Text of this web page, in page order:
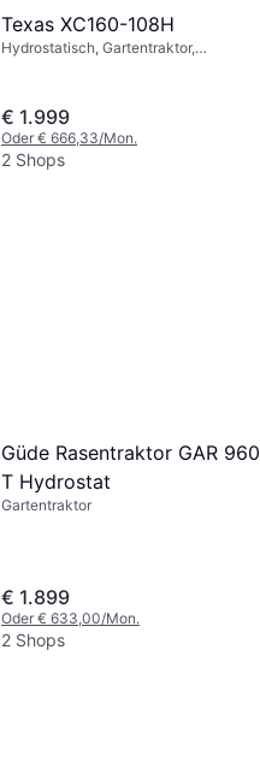
Texas XC160-108H
Hydrostatisch, Gartentraktor,
€ 1.999
Oder € 666,33/Mon.
2 Shops
Güde Rasentraktor GAR 960
T Hydrostat
Gartentraktor
€ 1.899
Oder € 633,00/Mon.
2 Shops